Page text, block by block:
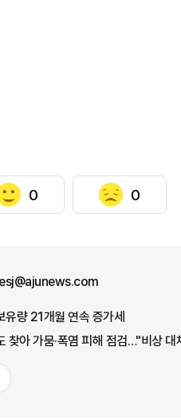
0 0
유량 21개월 연속 증가세
찾아 가뭄·폭염 피해 점검…"비상 대